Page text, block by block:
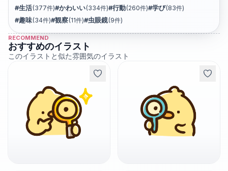
#生活(377件)#かわいい(334件)#行動(260件)#学び(83件)
#趣味(34件)#観察(11件)#虫眼鏡(9件)
RECOMMEND
おすすめのイラスト
このイラストと似た雰囲気のイラスト